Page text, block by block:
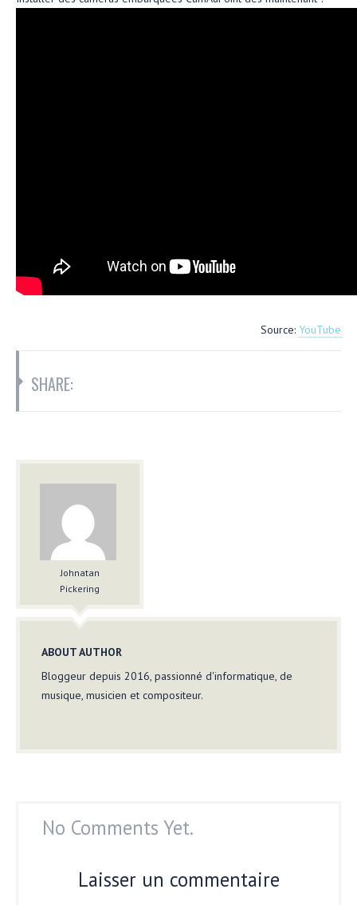
Source: YouTube
SHARE:
Johnatan
Pickering
ABOUT AUTHOR
Bloggeur depuis 2016, passionné d'informatique, de
musique, musicien et compositeur.
No Comments Yet.
Laisser un commentaire